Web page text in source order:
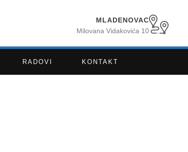
MLADENOVAC
Milovana Vidakovića 10
RADOVI KONTAKT